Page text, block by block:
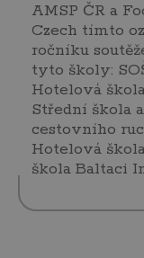
AMSP ČR a
Czech tímto
ročníku
tyto školy:
Hotelová
Střední škola
cestovního
Hotelová
škola Baltaci